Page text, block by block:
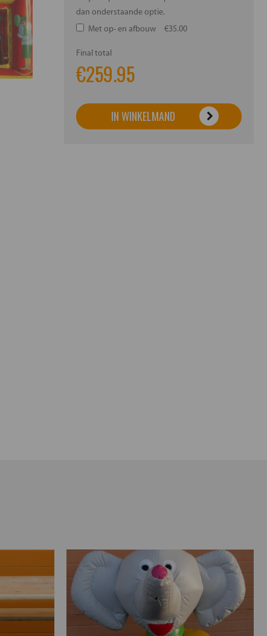
dan onderstaande optie.
Met op- en afbouw
€35.00
Final total
€259.95
IN WINKELMAND